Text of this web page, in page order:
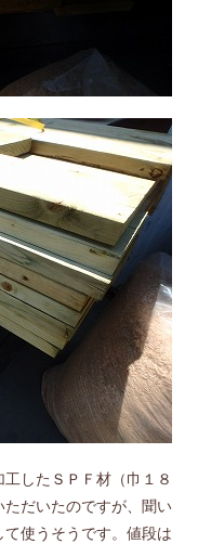
したＳＰＦ材（巾１８
だいたのですが、聞い
使うそうです。値段は